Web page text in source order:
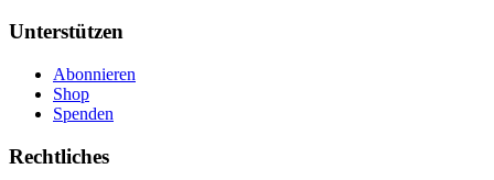
Unterstützen
Abonnieren
Shop
Spenden
Rechtliches